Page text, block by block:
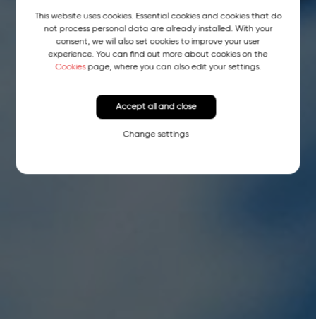
This website uses cookies. Essential cookies and cookies that do
not process personal data are already installed. With your
consent, we will also set cookies to improve your user
experience. You can find out more about cookies on the
Cookiespage, where you can also edit your settings.
Change settings
Accept all and close